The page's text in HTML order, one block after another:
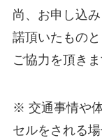
尚、お申し込
諾頂いたもの
ご協力を頂き
※ 交通事情や
セルをされる